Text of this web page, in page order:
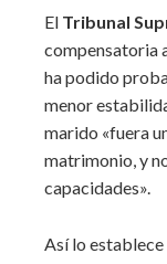
El Tribunal
compensatoria
ha podido
menor
marido «fuera
matrimonio, y
capacidades».
Así lo establece